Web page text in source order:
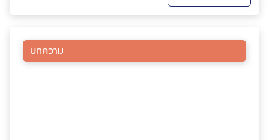
รวมทั้งการเฝ้าระวังในการเดินเรืออีกด้วย กรมอุตุนิยมวิทยา
ร่วมกับ GBDi ในการนำข้อมูล Big Data ทางอุตุนิยมวิทยา
พยากรณ์อากาศให้เกิดประโยชน์ต่อภาคส่วนต่าง ๆ โดยใน
ระยะเริ่มต้น GBDi ให้การสนับสนุนกรมอุตุฯในด้านการทำ
บทความ